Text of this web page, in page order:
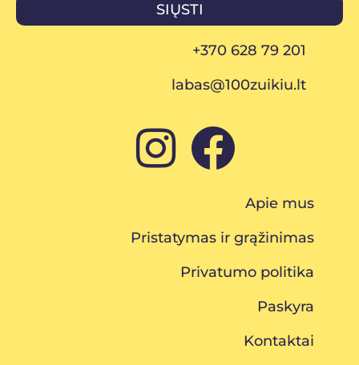
SIŲSTI
+370 628 79 201
labas@100zuikiu.lt
Apie mus
Pristatymas ir grąžinimas
Privatumo politika
Paskyra
Kontaktai